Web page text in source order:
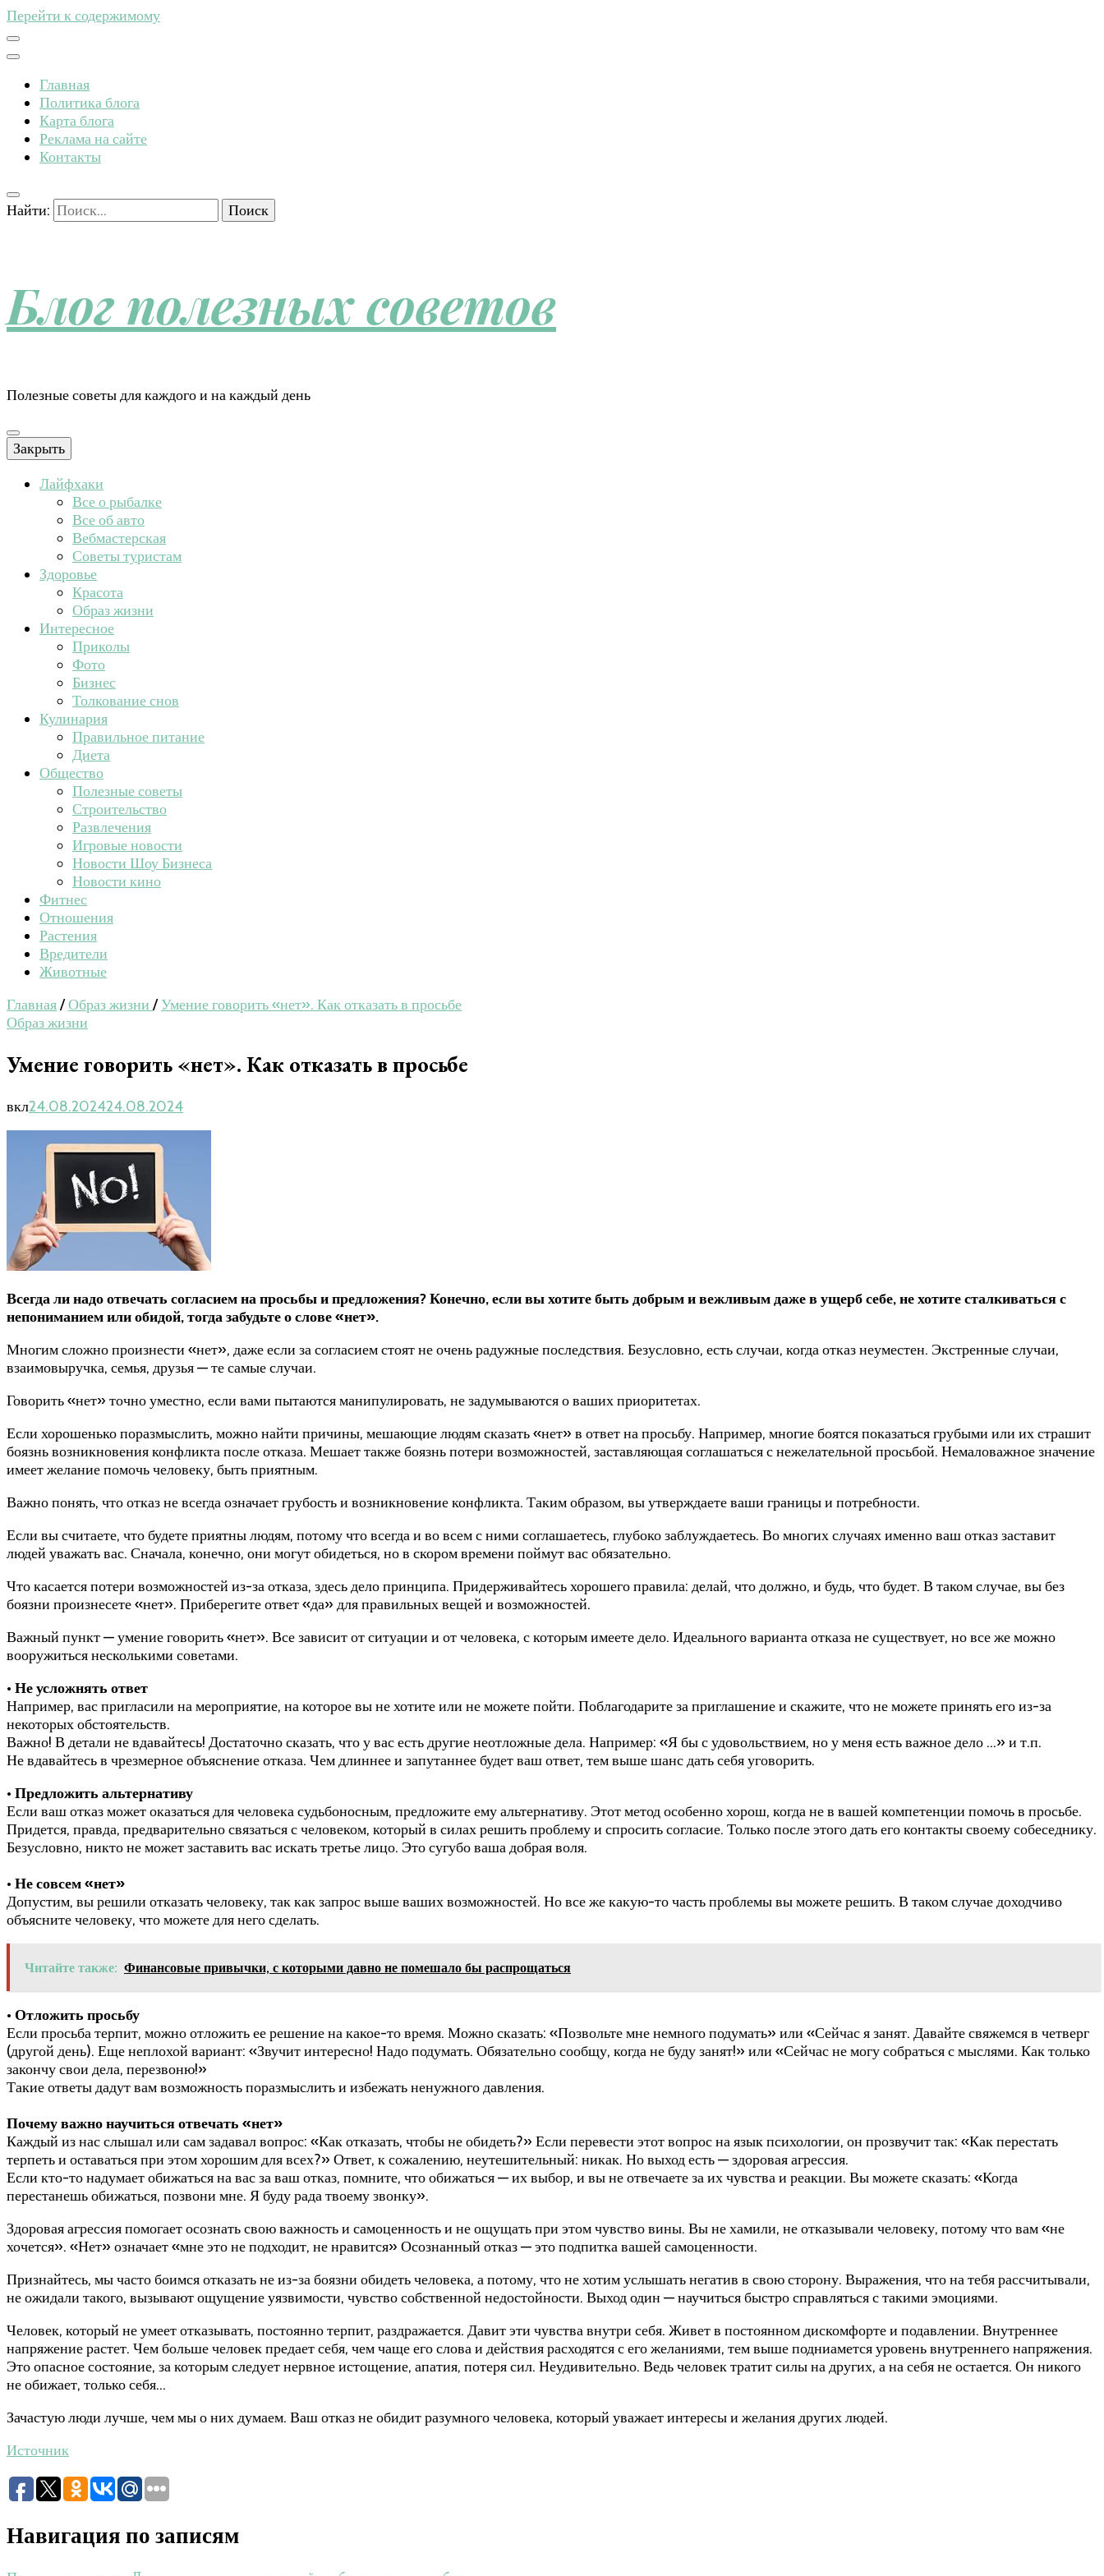
Перейти к содержимому
Главная
Политика блога
Карта блога
Реклама на сайте
Контакты
Найти:
Блог полезных советов
Полезные советы для каждого и на каждый день
Закрыть
Лайфхаки
Все о рыбалке
Все об авто
Вебмастерская
Советы туристам
Здоровье
Красота
Образ жизни
Интересное
Приколы
Фото
Бизнес
Толкование снов
Кулинария
Правильное питание
Диета
Общество
Полезные советы
Строительство
Развлечения
Игровые новости
Новости Шоу Бизнеса
Новости кино
Фитнес
Отношения
Растения
Вредители
Животные
Главная/Образ жизни /Умение говорить «нет». Как отказать в просьбе
Образ жизни
Умение говорить «нет». Как отказать в просьбе
вкл24.08.202424.08.2024
Всегда ли надо отвечать согласием на просьбы и предложения? Конечно, если вы хотите быть добрым и вежливым даже в ущерб себе, не хотите сталкиваться с
непониманием или обидой, тогда забудьте о слове «нет».
Многим сложно произнести «нет», даже если за согласием стоят не очень радужные последствия. Безусловно, есть случаи, когда отказ неуместен. Экстренные случаи,
взаимовыручка, семья, друзья — те самые случаи.
Говорить «нет» точно уместно, если вами пытаются манипулировать, не задумываются о ваших приоритетах.
Если хорошенько поразмыслить, можно найти причины, мешающие людям сказать «нет» в ответ на просьбу. Например, многие боятся показаться грубыми или их страшит
боязнь возникновения конфликта после отказа. Мешает также боязнь потери возможностей, заставляющая соглашаться с нежелательной просьбой. Немаловажное значение
имеет желание помочь человеку, быть приятным.
Важно понять, что отказ не всегда означает грубость и возникновение конфликта. Таким образом, вы утверждаете ваши границы и потребности.
Если вы считаете, что будете приятны людям, потому что всегда и во всем с ними соглашаетесь, глубоко заблуждаетесь. Во многих случаях именно ваш отказ заставит
людей уважать вас. Сначала, конечно, они могут обидеться, но в скором времени поймут вас обязательно.
Что касается потери возможностей из-за отказа, здесь дело принципа. Придерживайтесь хорошего правила: делай, что должно, и будь, что будет. В таком случае, вы без
боязни произнесете «нет». Приберегите ответ «да» для правильных вещей и возможностей.
Важный пункт — умение говорить «нет». Все зависит от ситуации и от человека, с которым имеете дело. Идеального варианта отказа не существует, но все же можно
вооружиться несколькими советами.
• Не усложнять ответ
Например, вас пригласили на мероприятие, на которое вы не хотите или не можете пойти. Поблагодарите за приглашение и скажите, что не можете принять его из-за
некоторых обстоятельств.
Важно! В детали не вдавайтесь! Достаточно сказать, что у вас есть другие неотложные дела. Например: «Я бы с удовольствием, но у меня есть важное дело …» и т.п.
Не вдавайтесь в чрезмерное объяснение отказа. Чем длиннее и запутаннее будет ваш ответ, тем выше шанс дать себя уговорить.
• Предложить альтернативу
Если ваш отказ может оказаться для человека судьбоносным, предложите ему альтернативу. Этот метод особенно хорош, когда не в вашей компетенции помочь в просьбе.
Придется, правда, предварительно связаться с человеком, который в силах решить проблему и спросить согласие. Только после этого дать его контакты своему собеседнику.
Безусловно, никто не может заставить вас искать третье лицо. Это сугубо ваша добрая воля.
• Не совсем «нет»
Допустим, вы решили отказать человеку, так как запрос выше ваших возможностей. Но все же какую-то часть проблемы вы можете решить. В таком случае доходчиво
объясните человеку, что можете для него сделать.
Читайте также: Финансовые привычки, с которыми давно не помешало бы распрощаться
• Отложить просьбу
Если просьба терпит, можно отложить ее решение на какое-то время. Можно сказать: «Позвольте мне немного подумать» или «Сейчас я занят. Давайте свяжемся в четверг
(другой день). Еще неплохой вариант: «Звучит интересно! Надо подумать. Обязательно сообщу, когда не буду занят!» или «Сейчас не могу собраться с мыслями. Как только
закончу свои дела, перезвоню!»
Такие ответы дадут вам возможность поразмыслить и избежать ненужного давления.
Почему важно научиться отвечать «нет»
Каждый из нас слышал или сам задавал вопрос: «Как отказать, чтобы не обидеть?» Если перевести этот вопрос на язык психологии, он прозвучит так: «Как перестать
терпеть и оставаться при этом хорошим для всех?» Ответ, к сожалению, неутешительный: никак. Но выход есть — здоровая агрессия.
Если кто-то надумает обижаться на вас за ваш отказ, помните, что обижаться — их выбор, и вы не отвечаете за их чувства и реакции. Вы можете сказать: «Когда
перестанешь обижаться, позвони мне. Я буду рада твоему звонку».
Здоровая агрессия помогает осознать свою важность и самоценность и не ощущать при этом чувство вины. Вы не хамили, не отказывали человеку, потому что вам «не
хочется». «Нет» означает «мне это не подходит, не нравится» Осознанный отказ — это подпитка вашей самоценности.
Признайтесь, мы часто боимся отказать не из-за боязни обидеть человека, а потому, что не хотим услышать негатив в свою сторону. Выражения, что на тебя рассчитывали,
не ожидали такого, вызывают ощущение уязвимости, чувство собственной недостойности. Выход один — научиться быстро справляться с такими эмоциями.
Человек, который не умеет отказывать, постоянно терпит, раздражается. Давит эти чувства внутри себя. Живет в постоянном дискомфорте и подавлении. Внутреннее
напряжение растет. Чем больше человек предает себя, чем чаще его слова и действия расходятся с его желаниями, тем выше подниамется уровень внутреннего напряжения.
Это опасное состояние, за которым следует нервное истощение, апатия, потеря сил. Неудивительно. Ведь человек тратит силы на других, а на себя не остается. Он никого
не обижает, только себя…
Зачастую люди лучше, чем мы о них думаем. Ваш отказ не обидит разумного человека, который уважает интересы и желания других людей.
Источник
Навигация по записям